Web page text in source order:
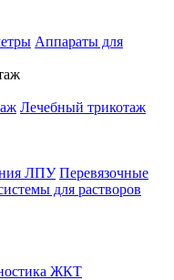
Аппараты для
Лечебный трикотаж
ЛПУ Перевязочные
для растворов
ЖКТ